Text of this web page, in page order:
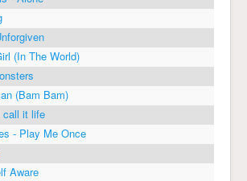
(In The World)
(Bam Bam)
call it life
- Play Me Once
Aware